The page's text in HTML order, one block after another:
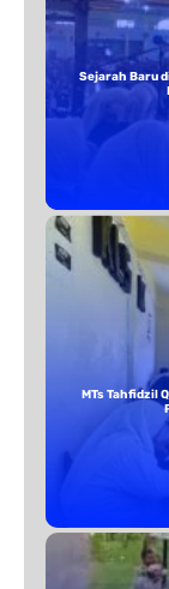
Sejarah Baru
MTs Tahfidzil